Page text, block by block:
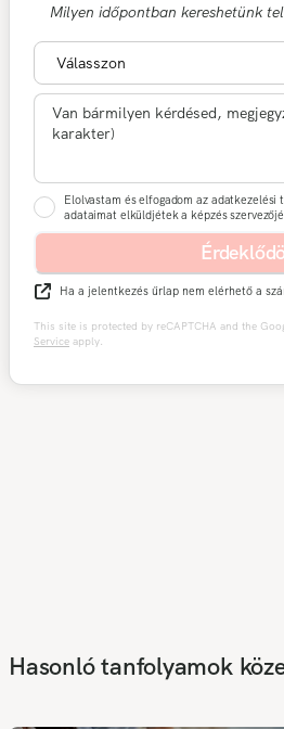
Milyen időpontban kereshetünk
Válasszon
Elolvastam és elfogadom az
adataimat elküldjétek a képzés
Ha a jelentkezés űrlap nem elérhető a
This site is protected by reCAPTCHA and the
Service apply.
Hasonló tanfolyamok